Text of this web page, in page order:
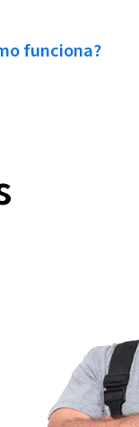
funciona?